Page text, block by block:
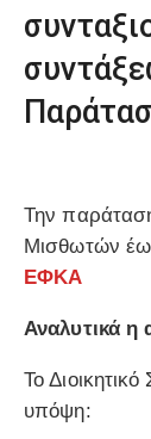
Την
Μισθωτών
ΕΦΚΑ
Αναλυτικά
Το
υπόψη: